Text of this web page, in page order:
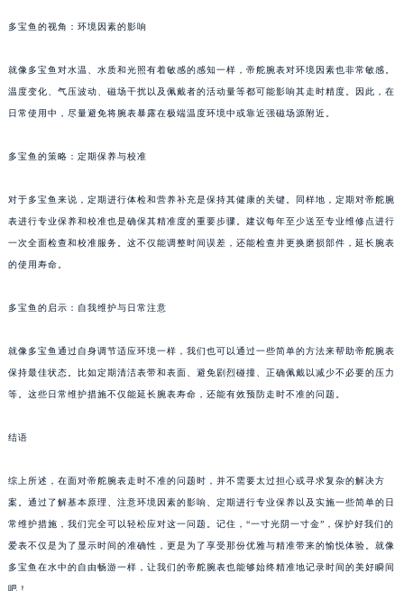
多宝鱼的视角：环境因素的影响
就像多宝鱼对水温、水质和光照有着敏感的感知一样，帝舵腕表对环境因素也非常敏感。
温度变化、气压波动、磁场干扰以及佩戴者的活动量等都可能影响其走时精度。因此，在
日常使用中，尽量避免将腕表暴露在极端温度环境中或靠近强磁场源附近。
多宝鱼的策略：定期保养与校准
对于多宝鱼来说，定期进行体检和营养补充是保持其健康的关键。同样地，定期对帝舵腕
表进行专业保养和校准也是确保其精准度的重要步骤。建议每年至少送至专业维修点进行
一次全面检查和校准服务。这不仅能调整时间误差，还能检查并更换磨损部件，延长腕表
的使用寿命。
多宝鱼的启示：自我维护与日常注意
就像多宝鱼通过自身调节适应环境一样，我们也可以通过一些简单的方法来帮助帝舵腕表
保持最佳状态。比如定期清洁表带和表面、避免剧烈碰撞、正确佩戴以减少不必要的压力
等。这些日常维护措施不仅能延长腕表寿命，还能有效预防走时不准的问题。
结语
综上所述，在面对帝舵腕表走时不准的问题时，并不需要太过担心或寻求复杂的解决方
案。通过了解基本原理、注意环境因素的影响、定期进行专业保养以及实施一些简单的日
常维护措施，我们完全可以轻松应对这一问题。记住，“一寸光阴一寸金”，保护好我们的
爱表不仅是为了显示时间的准确性，更是为了享受那份优雅与精准带来的愉悦体验。就像
多宝鱼在水中的自由畅游一样，让我们的帝舵腕表也能够始终精准地记录时间的美好瞬间
吧！